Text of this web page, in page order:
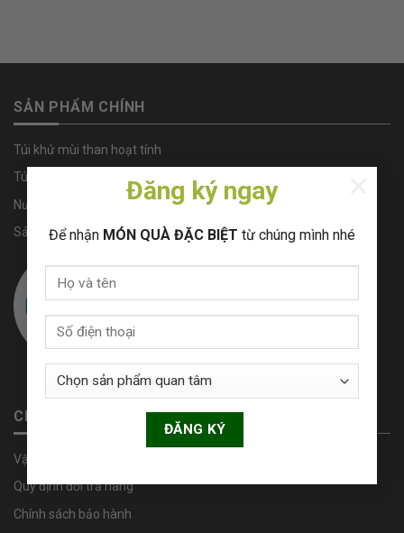
Đăng ký ngay
Để nhận MÓN QUÀ ĐẶC BIỆT từ chúng mình nhé
SẢN PHẨM CHÍNH
Túi khử mùi than hoạt tính
Túi chườm thảo dược
Nước giặt rửa sinh thái
Sản phẩm khác
CHÍNH SÁCH
Vận Chuyển & Thanh toán
Quy định đổi trả hàng
Chính sách bảo hành